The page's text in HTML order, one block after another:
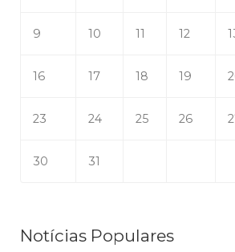
9 10 11 12
16 17 18 19
23 24 25 26
30 31
Notícias Populares